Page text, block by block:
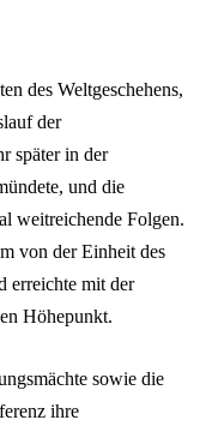
des Weltgeschehens,
der
später in der
und die
weitreichende Folgen.
von der Einheit des
erreichte mit der
Höhepunkt.
sowie die
ihre